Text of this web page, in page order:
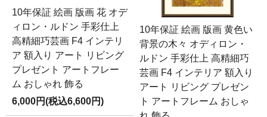
10年保証 絵画 版画 花 オデ
ィロン・ルドン 手彩仕上
高精細巧芸画 F4 インテリ
ア 額入り アート リビング
プレゼント アートフレー
ム おしゃれ 飾る
6,000円(税込6,600円)
10年保証 絵画 版画 黄色い
背景の木々 オディロン・
ルドン 手彩仕上 高精細巧
芸画 F4 インテリア 額入り
アート リビング プレゼン
ト アートフレーム おしゃ